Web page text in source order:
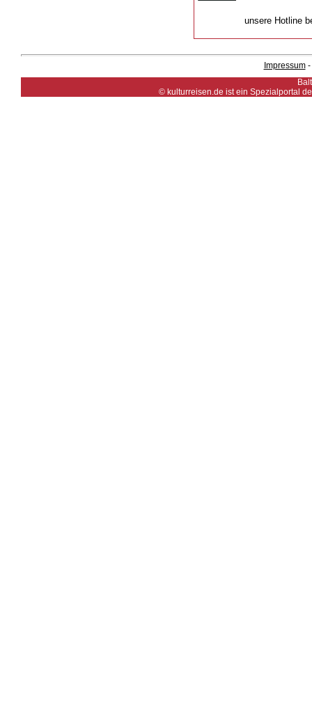
unsere Hotline
Impressum-
© kulturreisen.de ist ein Spezialportal